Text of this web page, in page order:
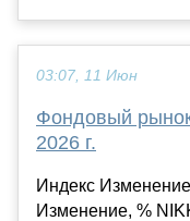
03:07, 11 Июн
Фондовый
2026 г.
Индекс
Изменение, %